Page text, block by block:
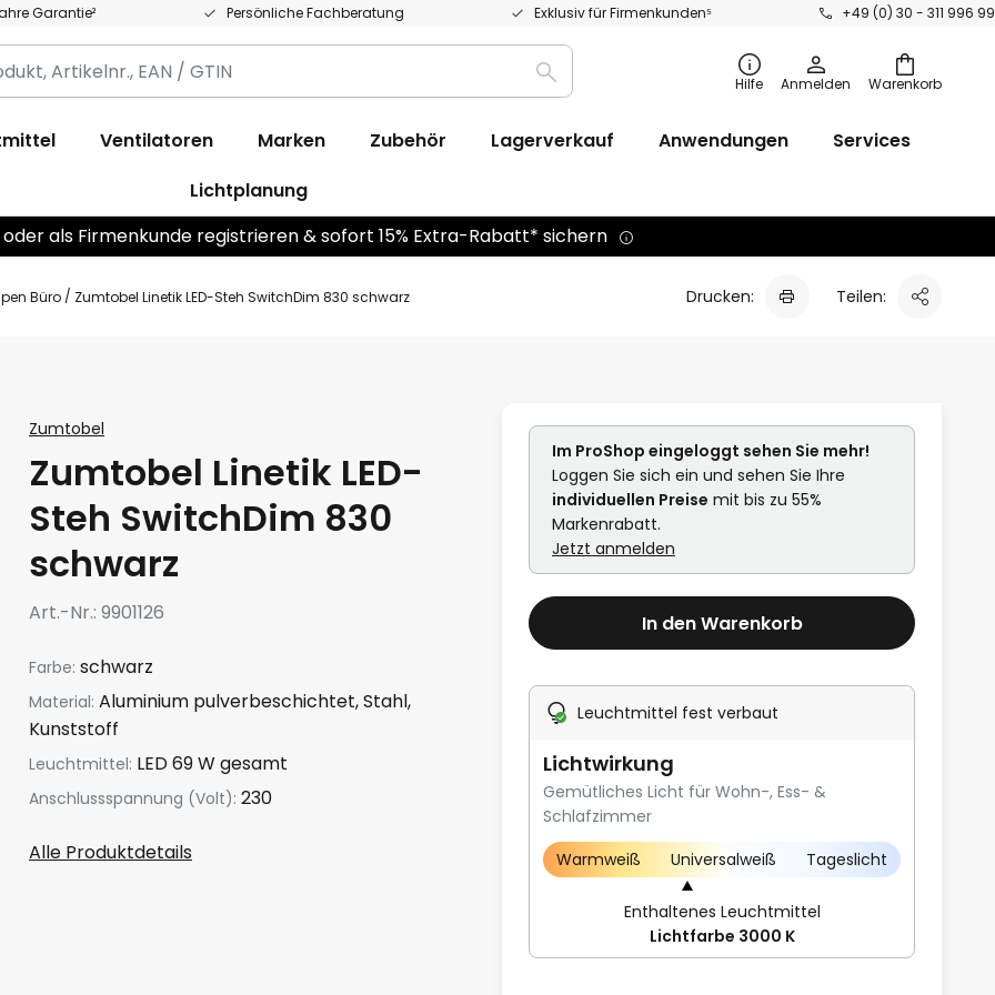
Garantie² Persönliche Fachberatung Exklusiv für Firmenkunden⁵ +49 (0) 30 - 311 996 99
Warenkorb
Suche Hilfe Anmelden
Ventilatoren Marken Zubehör Lagerverkauf Anwendungen
Services
Lichtplanung
als Firmenkunde registrieren & sofort 15% Extra-Rabatt* sichern
Büro Zumtobel Linetik LED-Steh SwitchDim 830 schwarz Drucken: Teilen:
Zumtobel
Zumtobel Linetik LED-
Steh SwitchDim 830
schwarz
Art.-Nr. 9901126
Farbe: schwarz
Material: Aluminium pulverbeschichtet, Stahl,
Kunststoff
Leuchtmittel: LED 69 W gesamt
Anschlussspannung (Volt): 230
Alle Produktdetails
Im ProShop eingeloggt sehen Sie mehr!
Loggen Sie sich ein und sehen Sie Ihre
individuellen Preise mit bis zu 55%
Markenrabatt.
Jetzt anmelden
In den Warenkorb
Leuchtmittel fest verbaut
Lichtwirkung
Gemütliches Licht für Wohn-, Ess- &
Schlafzimmer
Warmweiß
Universalweiß Tageslicht
Enthaltenes Leuchtmittel
Lichtfarbe 3000 K